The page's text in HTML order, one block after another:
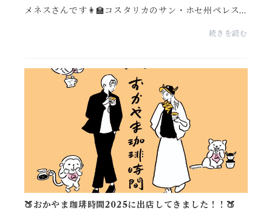
メネスさんです👩‍🏫コスタリカのサン・ホセ州ペレス
セレドン地区（チリポ地区）にある｢エル・アルト農
続きを読む
🍑おかやま珈琲時間2025に出店してきました！！🍑